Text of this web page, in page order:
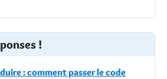
!
: comment passer le code